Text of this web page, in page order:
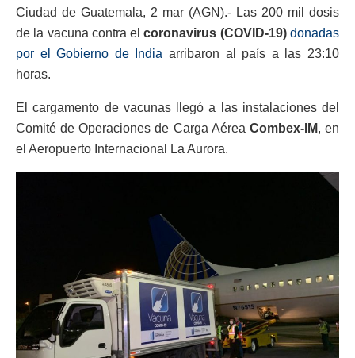
Ciudad de Guatemala, 2 mar (AGN).- Las 200 mil dosis
de la vacuna contra elcoronavirus (COVID-19) donadas
por el Gobierno de India arribaron al país a las 23:10
horas.
El cargamento de vacunas llegó a las instalaciones del
Comité de Operaciones de Carga Aérea Combex-IM, en
el Aeropuerto Internacional La Aurora.